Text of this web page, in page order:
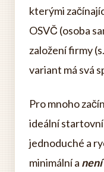
kterými
OSVČ (osoba
založení firmy
variant má svá
Pro mnoho
ideální
jednoduché a
minimální a